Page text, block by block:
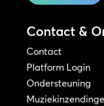
Contact &
Contact
Platform Login
Ondersteuning